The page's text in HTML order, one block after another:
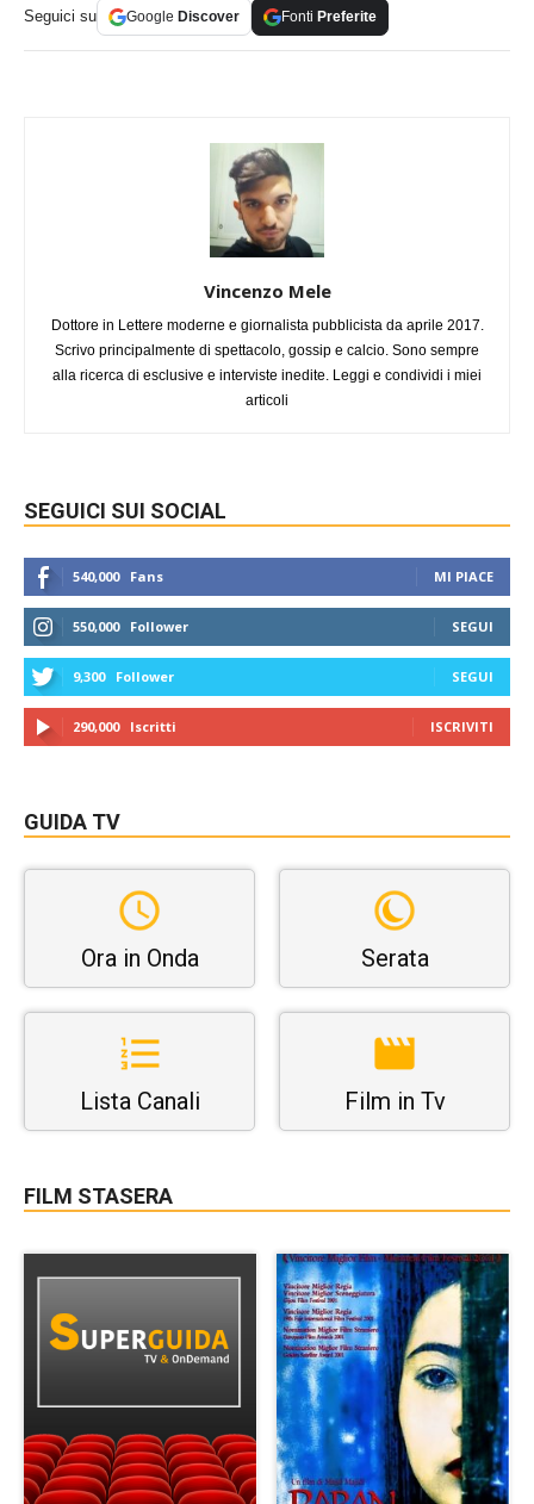
Seguici su Google Discover Fonti Preferite
Vincenzo Mele
Dottore in Lettere moderne e giornalista pubblicista da aprile 2017.
Scrivo principalmente di spettacolo, gossip e calcio. Sono sempre
alla ricerca di esclusive e interviste inedite. Leggi e condividi i miei
articoli
SEGUICI SUI SOCIAL
540,000 Fans MI PIACE
550,000 Follower SEGUI
9,300 Follower SEGUI
290,000 Iscritti ISCRIVITI
GUIDA TV
Ora in Onda Serata
Lista Canali Film in Tv
FILM STASERA